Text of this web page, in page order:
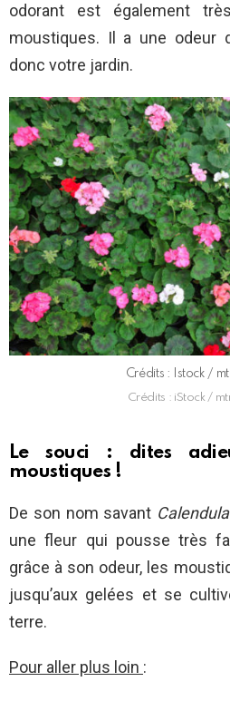
odorant est également
moustiques. Il a une odeur
donc votre jardin.
Crédits : Istock /
Crédits : iStock /
Le souci : dites
moustiques !
De son nom savant
une fleur qui pousse très
grâce à son odeur, les
jusqu’aux gelées et se
terre.
Pour aller plus loin :